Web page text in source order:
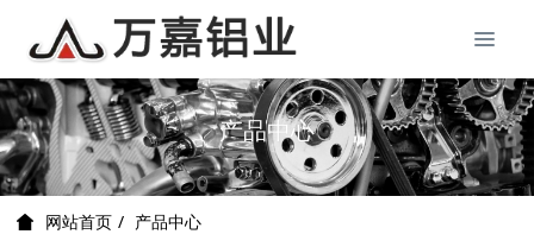
产品中心
网站首页 产品中心